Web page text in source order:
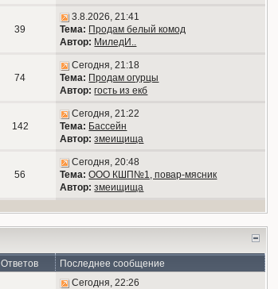
39
3.8.2026, 21:41
Тема: Продам белый комод
Автор: МиледИ..
74
Сегодня, 21:18
Тема: Продам огурцы
Автор: гость из екб
142
Сегодня, 21:22
Тема: Бассейн
Автор: змеищища
56
Сегодня, 20:48
Тема: ООО КШП№1, повар-мясник
Автор: змеищища
Ответов Последнее сообщение
Сегодня, 22:26